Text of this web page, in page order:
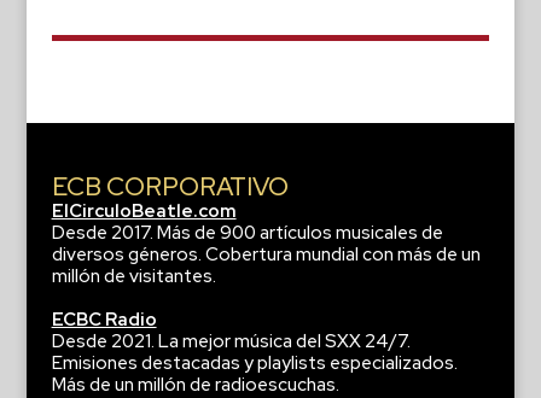
ECB CORPORATIVO
ElCirculoBeatle.com
Desde 2017. Más de 900 artículos musicales de
diversos géneros. Cobertura mundial con más de un
millón de visitantes.
ECBC Radio
Desde 2021. La mejor música del SXX 24/7.
Emisiones destacadas y playlists especializados.
Más de un millón de radioescuchas.